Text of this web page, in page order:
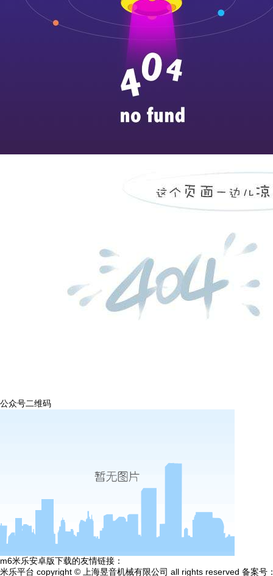
公众号二维码
m6米乐安卓版下载的友情链接：
米乐平台 copyright © 上海昱音机械有限公司 all rights reserved 备案号